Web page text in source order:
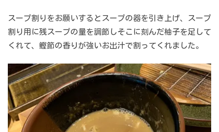
スープ割りをお願いするとスープの器を引き上げ、スープ
割り用に残スープの量を調節しそこに刻んだ柚子を足して
くれて、鰹節の香りが強いお出汁で割ってくれました。